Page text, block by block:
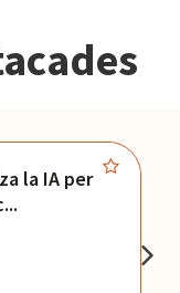
la IA per